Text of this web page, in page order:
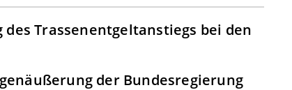
Trassenentgeltanstiegs bei den
der Bundesregierung